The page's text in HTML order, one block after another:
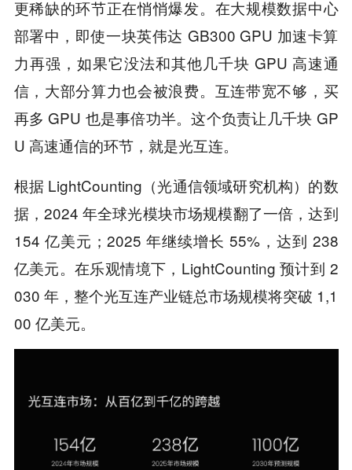
更稀缺的环节正在悄悄爆发。在大规模数据中心
部署中，即使一块英伟达 GB300 GPU 加速卡算
力再强，如果它没法和其他几千块 GPU 高速通
信，大部分算力也会被浪费。互连带宽不够，买
再多 GPU 也是事倍功半。这个负责让几千块 GP
U 高速通信的环节，就是光互连。
根据 LightCounting（光通信领域研究机构）的数
据，2024 年全球光模块市场规模翻了一倍，达到
154 亿美元；2025 年继续增长 55%，达到 238
亿美元。在乐观情境下，LightCounting 预计到 2
030 年，整个光互连产业链总市场规模将突破 1,1
00 亿美元。